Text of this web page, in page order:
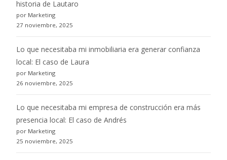
historia de Lautaro
por Marketing
27 noviembre, 2025
Lo que necesitaba mi inmobiliaria era generar confianza
local: El caso de Laura
por Marketing
26 noviembre, 2025
Lo que necesitaba mi empresa de construcción era más
presencia local: El caso de Andrés
por Marketing
25 noviembre, 2025